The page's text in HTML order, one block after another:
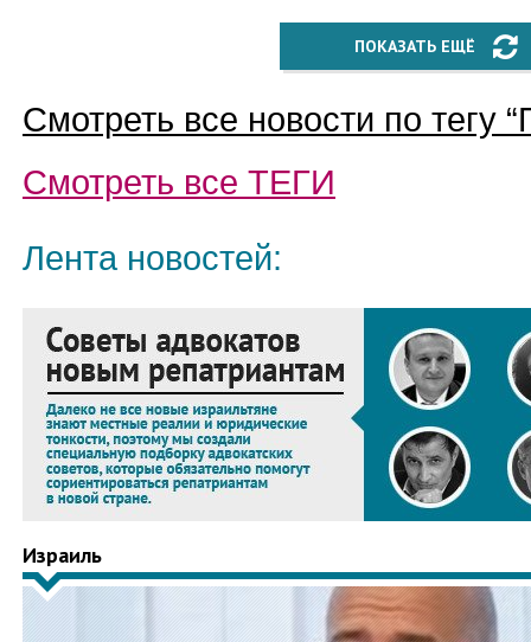
ПОКАЗАТЬ ЕЩЁ
Смотреть все новости по тегу “
Смотреть все ТЕГИ
Лента новостей:
Израиль